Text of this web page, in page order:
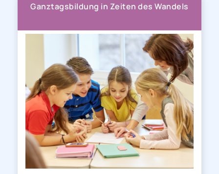
Ganztagsbildung in Zeiten des Wandels